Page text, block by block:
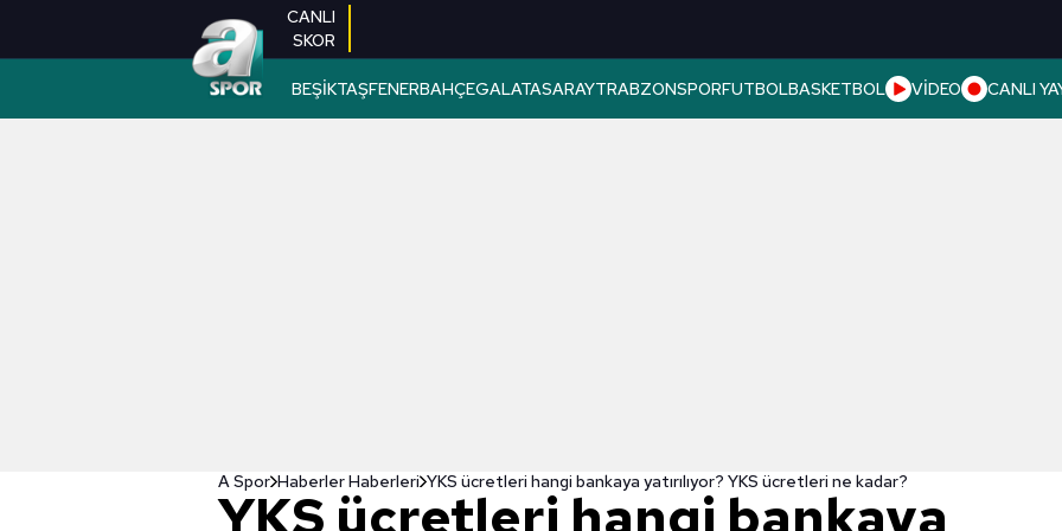
CANLI
SKOR
BEŞİKTAŞFENERBAHÇEGALATASARAYTRABZONSPORFUTBOLBASKETBOL VİDEO CANLI
A Spor Haberler Haberleri YKS ücretleri hangi bankaya yatırılıyor? YKS ücretleri ne kadar?
YKS ücretleri hangi bankaya